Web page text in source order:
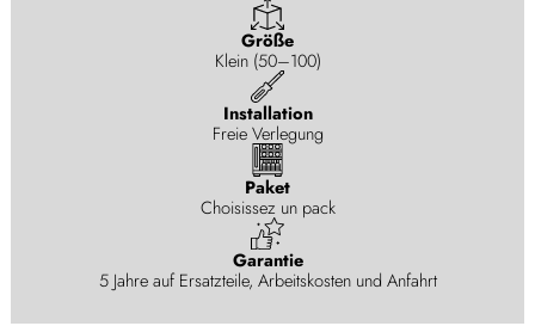
Größe
Klein (50–100)
Installation
Freie Verlegung
Paket
Choisissez un pack
Garantie
5 Jahre auf Ersatzteile, Arbeitskosten und Anfahrt